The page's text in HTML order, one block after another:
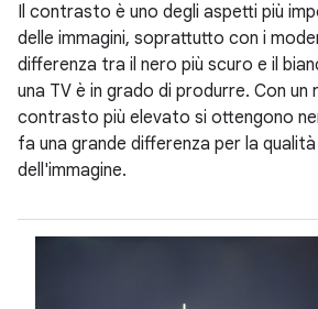
Il contrasto è uno degli aspetti più
delle immagini, soprattutto con i
differenza tra il nero più scuro e il
una TV è in grado di produrre. Con
contrasto più elevato si ottengono
fa una grande differenza per la
dell'immagine.